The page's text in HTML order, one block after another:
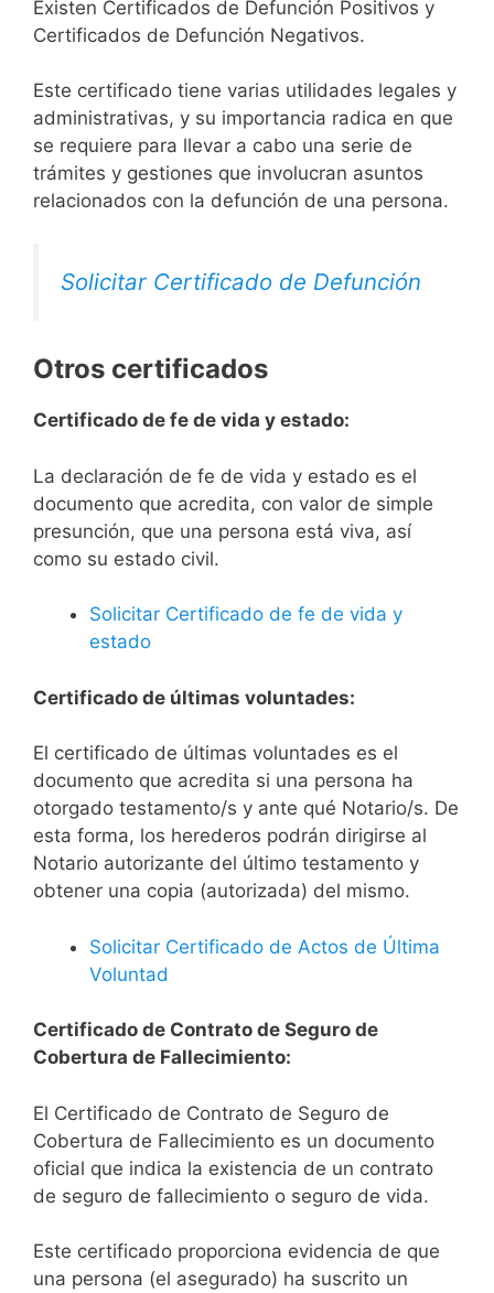
Existen Certificados de Defunción Positivos y
Certificados de Defunción Negativos.
Este certificado tiene varias utilidades legales y
administrativas, y su importancia radica en que
se requiere para llevar a cabo una serie de
trámites y gestiones que involucran asuntos
relacionados con la defunción de una persona.
Solicitar Certificado de Defunción
Otros certificados
Certificado de fe de vida y estado:
La declaración de fe de vida y estado es el
documento que acredita, con valor de simple
presunción, que una persona está viva, así
como su estado civil.
Solicitar Certificado de fe de vida y
estado
Certificado de últimas voluntades:
El certificado de últimas voluntades es el
documento que acredita si una persona ha
otorgado testamento/s y ante qué Notario/s. De
esta forma, los herederos podrán dirigirse al
Notario autorizante del último testamento y
obtener una copia (autorizada) del mismo.
Solicitar Certificado de Actos de Última
Voluntad
Certificado de Contrato de Seguro de
Cobertura de Fallecimiento:
El Certificado de Contrato de Seguro de
Cobertura de Fallecimiento es un documento
oficial que indica la existencia de un contrato
de seguro de fallecimiento o seguro de vida.
Este certificado proporciona evidencia de que
una persona (el asegurado) ha suscrito un